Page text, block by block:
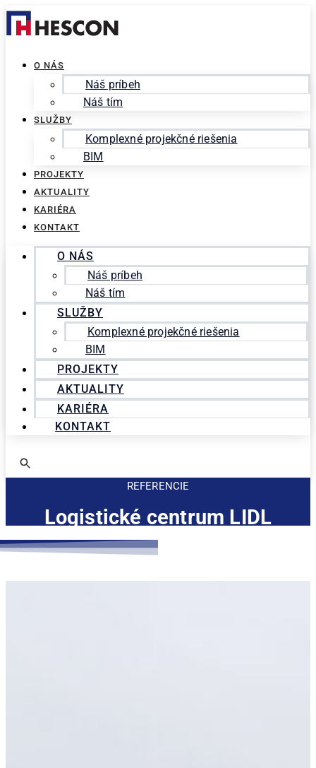
Preskočiť
na
O NÁS
Náš príbeh
Náš tím
SLUŽBY
Komplexné projekčné riešenia
BIM
PROJEKTY
AKTUALITY
KARIÉRA
KONTAKT
O NÁS
Náš príbeh
Náš tím
SLUŽBY
Komplexné projekčné riešenia
BIM
PROJEKTY
AKTUALITY
KARIÉRA
KONTAKT
for:
REFERENCIE
Logistické centrum LIDL